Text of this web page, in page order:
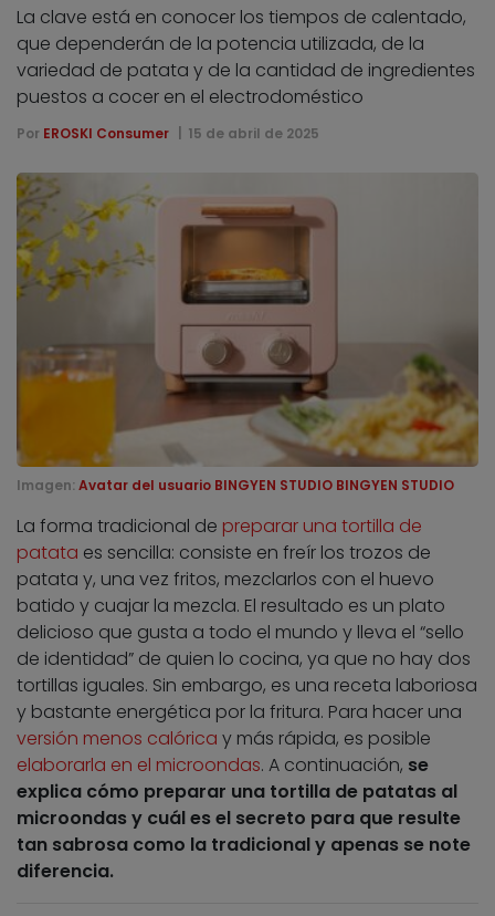
La clave está en conocer los tiempos de calentado,
que dependerán de la potencia utilizada, de la
variedad de patata y de la cantidad de ingredientes
puestos a cocer en el electrodoméstico
Por EROSKI Consumer 15 de abril de 2025
Imagen: Avatar del usuario BINGYEN STUDIO BINGYEN STUDIO
La forma tradicional de preparar una tortilla de
patata es sencilla: consiste en freír los trozos de
patata y, una vez fritos, mezclarlos con el huevo
batido y cuajar la mezcla. El resultado es un plato
delicioso que gusta a todo el mundo y lleva el “sello
de identidad” de quien lo cocina, ya que no hay dos
tortillas iguales. Sin embargo, es una receta laboriosa
y bastante energética por la fritura. Para hacer una
versión menos calórica y más rápida, es posible
elaborarla en el microondas. A continuación, se
explica cómo preparar una tortilla de patatas al
microondas y cuál es el secreto para que resulte
tan sabrosa como la tradicional y apenas se note
diferencia.